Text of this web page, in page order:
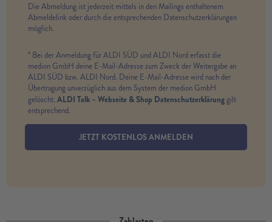
Die Abmeldung ist jederzeit mittels in den Mailings enthaltenem
Abmeldelink oder durch die entsprechenden Datenschutzerklärungen
möglich.
* Bei der Anmeldung für ALDI SÜD und ALDI Nord erfasst die
medion GmbH deine E-Mail-Adresse zum Zweck der Weitergabe an
ALDI SÜD bzw. ALDI Nord. Deine E-Mail-Adresse wird nach der
Übertragung unverzüglich aus dem System der medion GmbH
gelöscht. ALDI Talk – Webseite & Shop Datenschutzerklärunggilt
entsprechend.
JETZT KOSTENLOS ANMELDEN